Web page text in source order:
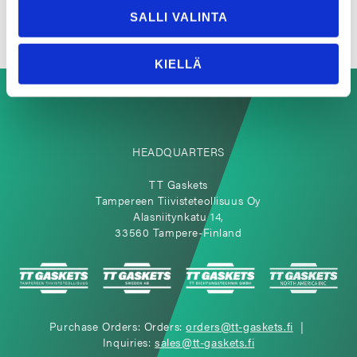
SALLI VALINTA
KIELLÄ
HEADQUARTERS
TT Gaskets
Tampereen Tiivisteteollisuus Oy
Alasniitynkatu 14,
33560 Tampere-Finland
Purchase Orders: Orders:orders@tt-gaskets.fi |
Inquiries:sales@tt-gaskets.fi